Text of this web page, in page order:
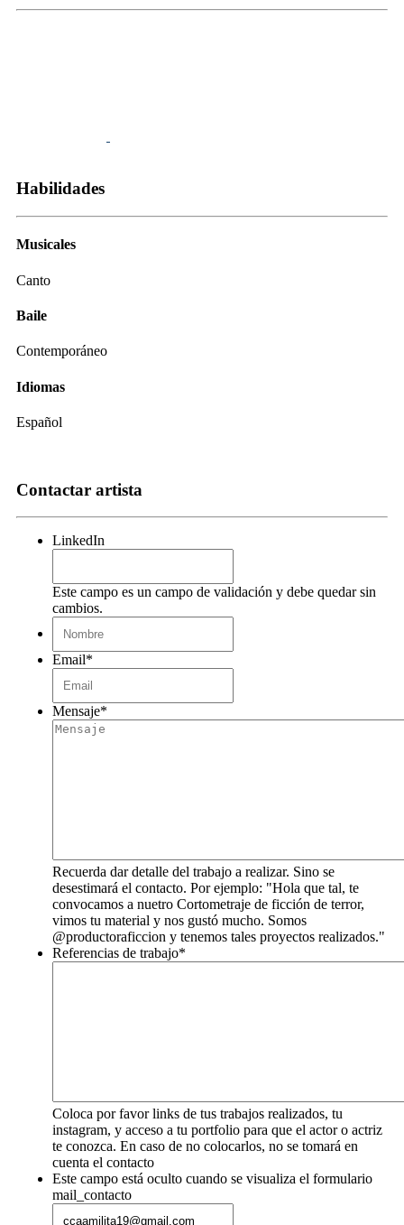
Habilidades
Musicales
Canto
Baile
Contemporáneo
Idiomas
Español
Contactar artista
LinkedIn
Este campo es un campo de validación y debe quedar sin
cambios.
Email*
Mensaje*
Recuerda dar detalle del trabajo a realizar. Sino se
desestimará el contacto. Por ejemplo: "Hola que tal, te
convocamos a nuetro Cortometraje de ficción de terror,
vimos tu material y nos gustó mucho. Somos
@productoraficcion y tenemos tales proyectos realizados."
Referencias de trabajo*
Coloca por favor links de tus trabajos realizados, tu
instagram, y acceso a tu portfolio para que el actor o actriz
te conozca. En caso de no colocarlos, no se tomará en
cuenta el contacto
Este campo está oculto cuando se visualiza el formulario
mail_contacto